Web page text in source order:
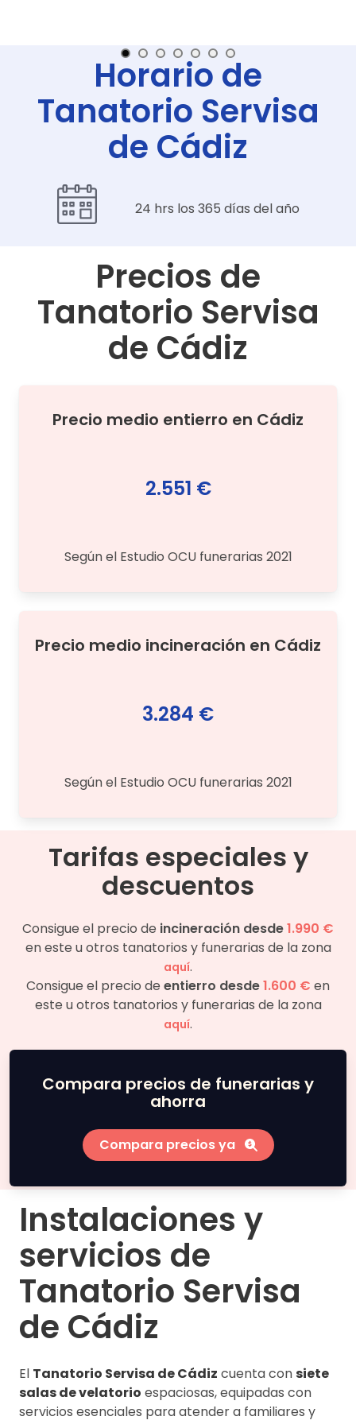
Horario de
Tanatorio Servisa
de Cádiz
24 hrs los 365 días del año
Precios de
Tanatorio Servisa
de Cádiz
Precio medio entierro en Cádiz
2.551 €
Según el Estudio OCU funerarias 2021
Precio medio incineración en Cádiz
3.284 €
Según el Estudio OCU funerarias 2021
Tarifas especiales y
descuentos
Consigue el precio de incineración desde1.990 €
en este u otros tanatorios y funerarias de la zona
aquí.
Consigue el precio de entierro desde1.600 € en
este u otros tanatorios y funerarias de la zona
aquí.
Compara precios de funerarias y
ahorra
Compara precios ya
Instalaciones y
servicios de
Tanatorio Servisa
de Cádiz
El Tanatorio Servisa de Cádiz cuenta con siete
salas de velatorio espaciosas, equipadas con
servicios esenciales para atender a familiares y